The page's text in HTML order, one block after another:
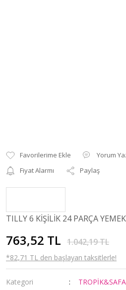
Yorum
Fiyat Alarmı
Paylaş
TILLY 6 KİŞİLİK 24 PARÇA
763,52 TL 1.042,19 TL
*82,71 TL den başlayan taksitlerle!
Kategori